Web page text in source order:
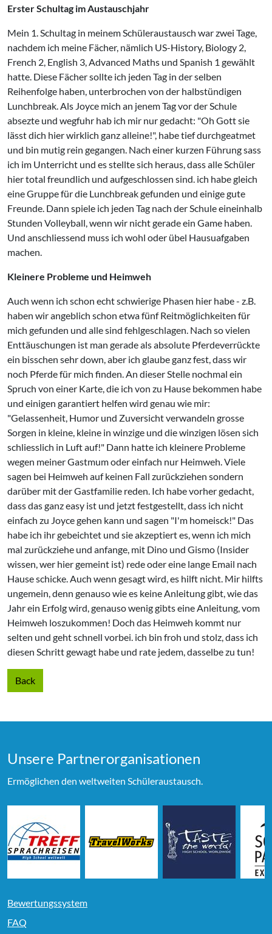
Erster Schultag im Austauschjahr
Mein 1. Schultag in meinem Schüleraustausch war zwei Tage,
nachdem ich meine Fächer, nämlich US-History, Biology 2,
French 2, English 3, Advanced Maths und Spanish 1 gewählt
hatte. Diese Fächer sollte ich jeden Tag in der selben
Reihenfolge haben, unterbrochen von der halbstündigen
Lunchbreak. Als Joyce mich an jenem Tag vor der Schule
absezte und wegfuhr hab ich mir nur gedacht: "Oh Gott sie
lässt dich hier wirklich ganz alleine!", habe tief durchgeatmet
und bin mutig rein gegangen. Nach einer kurzen Führung sass
ich im Unterricht und es stellte sich heraus, dass alle Schüler
hier total freundlich und aufgeschlossen sind. ich habe gleich
eine Gruppe für die Lunchbreak gefunden und einige gute
Freunde. Dann spiele ich jeden Tag nach der Schule eineinhalb
Stunden Volleyball, wenn wir nicht gerade ein Game haben.
Und anschliessend muss ich wohl oder übel Hausuafgaben
machen.
Kleinere Probleme und Heimweh
Auch wenn ich schon echt schwierige Phasen hier habe - z.B.
haben wir angeblich schon etwa fünf Reitmöglichkeiten für
mich gefunden und alle sind fehlgeschlagen. Nach so vielen
Enttäuschungen ist man gerade als absolute Pferdeverrückte
ein bisschen sehr down, aber ich glaube ganz fest, dass wir
noch Pferde für mich finden. An dieser Stelle nochmal ein
Spruch von einer Karte, die ich von zu Hause bekommen habe
und einigen garantiert helfen wird genau wie mir:
"Gelassenheit, Humor und Zuversicht verwandeln grosse
Sorgen in kleine, kleine in winzige und die winzigen lösen sich
schliesslich in Luft auf!" Dann hatte ich kleinere Probleme
wegen meiner Gastmum oder einfach nur Heimweh. Viele
sagen bei Heimweh auf keinen Fall zurückziehen sondern
darüber mit der Gastfamilie reden. Ich habe vorher gedacht,
dass das ganz easy ist und jetzt festgestellt, dass ich nicht
einfach zu Joyce gehen kann und sagen "I'm homeisck!" Das
habe ich ihr gebeichtet und sie akzeptiert es, wenn ich mich
mal zurückziehe und anfange, mit Dino und Gismo (Insider
wissen, wer hier gemeint ist) rede oder eine lange Email nach
Hause schicke. Auch wenn gesagt wird, es hilft nicht. Mir hilfts
ungemein, denn genauso wie es keine Anleitung gibt, wie das
Jahr ein Erfolg wird, genauso wenig gibts eine Anleitung, vom
Heimweh loszukommen! Doch das Heimweh kommt nur
selten und geht schnell vorbei. ich bin froh und stolz, dass ich
diesen Schritt gewagt habe und rate jedem, dasselbe zu tun!
Back
Unsere Partner­organi­sationen
Ermöglichen den weltweiten Schüleraustausch.
Bewertungssystem
FAQ